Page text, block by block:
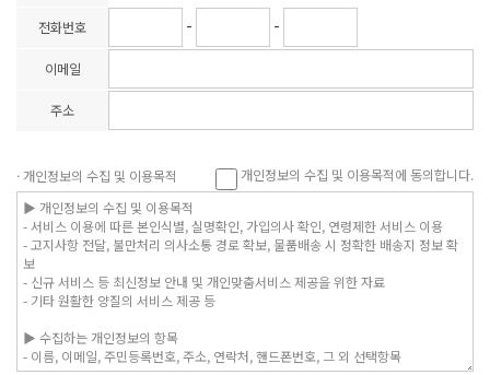
전화번호 - -
이메일
주소
· 개인정보의 수집 및 이용목적 개인정보의 수집 및 이용목적에 동의합니다.